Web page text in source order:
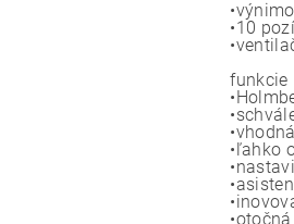
•10
funkcie
•ľahko